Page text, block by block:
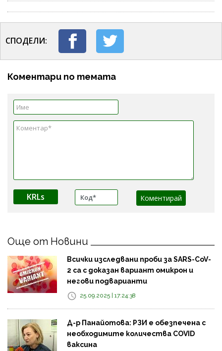
СПОДЕЛИ:
Коментари по темата
KRLs
Още от Новини
Всички изследвани проби за SARS-CoV-
2 са с доказан вариант омикрон и
негови подварианти
25.09.2025 | 17:24:38
Д-р Панайотова: РЗИ е обезпечена с
необходимите количества COVID
ваксина